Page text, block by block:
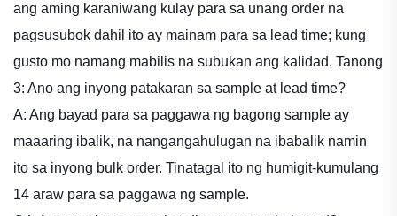
ang aming karaniwang kulay para sa unang order na
pagsusubok dahil ito ay mainam para sa lead time; kung
gusto mo namang mabilis na subukan ang kalidad. Tanong
3: Ano ang inyong patakaran sa sample at lead time?
A: Ang bayad para sa paggawa ng bagong sample ay
maaaring ibalik, na nangangahulugan na ibabalik namin
ito sa inyong bulk order. Tinatagal ito ng humigit-kumulang
14 araw para sa paggawa ng sample.